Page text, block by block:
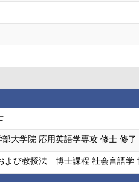
大学院 応用英語学専攻 修士 修了
よび教授法 博士課程 社会言語学